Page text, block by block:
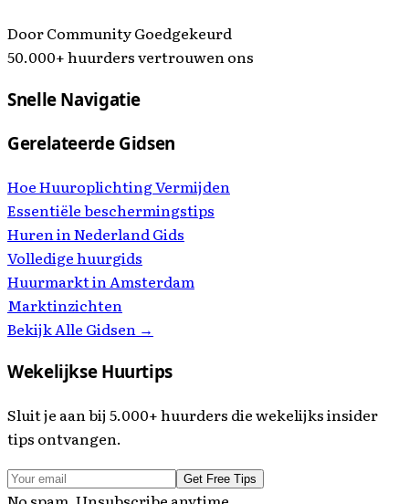
Door Community Goedgekeurd
50.000+ huurders vertrouwen ons
Snelle Navigatie
Gerelateerde Gidsen
Hoe Huuroplichting Vermijden
Essentiële beschermingstips
Huren in Nederland Gids
Volledige huurgids
Huurmarkt in Amsterdam
Marktinzichten
Bekijk Alle Gidsen →
Wekelijkse Huurtips
Sluit je aan bij 5.000+ huurders die wekelijks insider
tips ontvangen.
Get Free Tips